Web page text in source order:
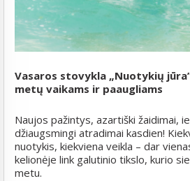
Vasaros stovykla „Nuotykių
metų vaikams ir paaugliams
Naujos pažintys, azartiški žaidimai,
džiaugsmingi atradimai kasdien!
nuotykis, kiekviena veikla – dar
kelionėje link galutinio tikslo, kurio
metu.